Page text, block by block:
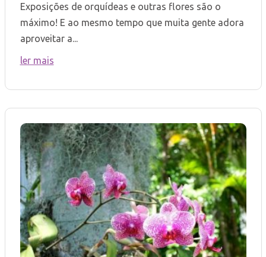
Exposições de orquídeas e outras flores são o
máximo! E ao mesmo tempo que muita gente adora
aproveitar a...
ler mais